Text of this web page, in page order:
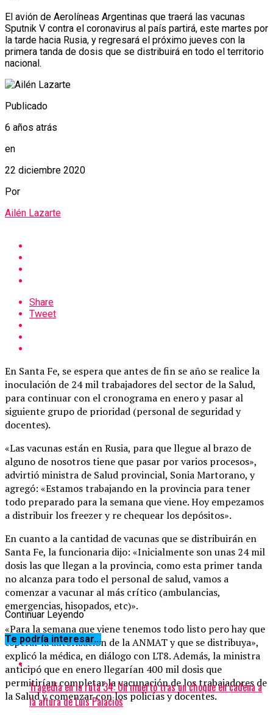
El avión de Aerolíneas Argentinas que traerá las vacunas
Sputnik V contra el coronavirus al país partirá, este martes por
la tarde hacia Rusia, y regresará el próximo jueves con la
primera tanda de dosis que se distribuirá en todo el territorio
nacional.
Publicado
6 años atrás
en
22 diciembre 2020
Por
Ailén Lazarte
Share
Tweet
En Santa Fe, se espera que antes de fin se año se realice la
inoculación de 24 mil trabajadores del sector de la Salud,
para continuar con el cronograma en enero y pasar al
siguiente grupo de prioridad (personal de seguridad y
docentes).
«Las vacunas están en Rusia, para que llegue al brazo de
alguno de nosotros tiene que pasar por varios procesos»,
advirtió ministra de Salud provincial, Sonia Martorano, y
agregó: «Estamos trabajando en la provincia para tener
todo preparado para la semana que viene. Hoy empezamos
a distribuir los freezer y re chequear los depósitos».
En cuanto a la cantidad de vacunas que se distribuirán en
Santa Fe, la funcionaria dijo: «Inicialmente son unas 24 mil
dosis las que llegan a la provincia, como esta primer tanda
no alcanza para todo el personal de salud, vamos a
comenzar a vacunar al más crítico (ambulancias,
emergencias, hisopados, etc)».
«Para la semana que viene tenemos todo listo pero hay que
esperar la autorización de la ANMAT y que se distribuya»,
explicó la médica, en diálogo con LT8. Además, la ministra
anticipó que en enero llegarían 400 mil dosis que
permitirían completar la vacunación de los trabajadores de
la Salud y comenzar con los policías y docentes.
Continuar Leyendo
Te podría interesar...
Tragedia en la ruta 34: Un muerto tras un choque en cadena a
la altura de Luis Palacios